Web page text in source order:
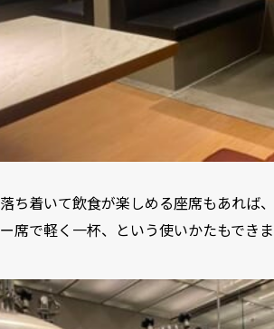
落ち着いて飲食が楽しめる座席もあれば
ー席で軽く一杯、という使いかたもできま